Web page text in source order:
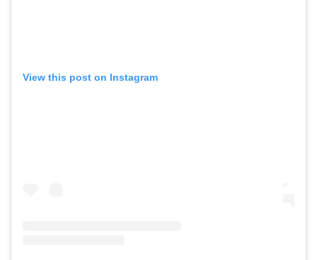
View this post on Instagram